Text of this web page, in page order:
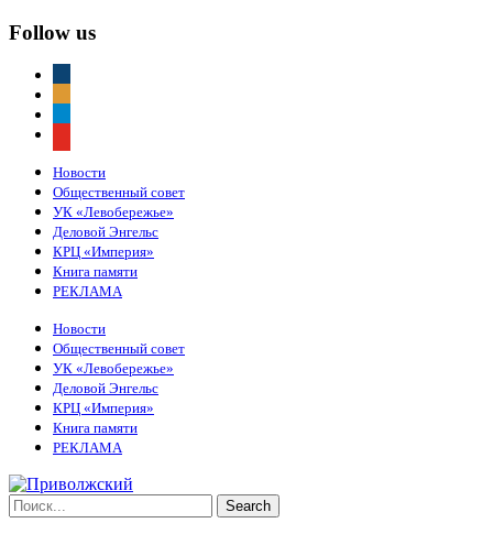
Follow us
Новости
Общественный совет
УК «Левобережье»
Деловой Энгельс
КРЦ «Империя»
Книга памяти
РЕКЛАМА
Новости
Общественный совет
УК «Левобережье»
Деловой Энгельс
КРЦ «Империя»
Книга памяти
РЕКЛАМА